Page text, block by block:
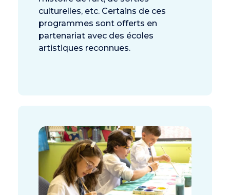
culturelles, etc. Certains de ces
programmes sont offerts en
partenariat avec des écoles
artistiques reconnues.